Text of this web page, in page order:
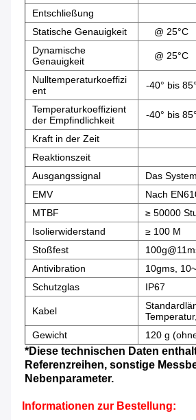
Entschließung
Statische Genauigkeit
@ 25°C
Dynamische
Genauigkeit
@ 25°C
Nulltemperaturkoeffizi
ent
-40° bis 85°
Temperaturkoeffizient
der Empfindlichkeit
-40° bis 85°
Kraft in der Zeit
Reaktionszeit
Ausgangssignal
Das
EMV
Nach
MTBF
≥ 50000
Isolierwiderstand
≥ 100 M
Stoßfest
Antivibration
10gms,
Schutzglas
IP67
Kabel
Gewicht
120 g
*Diese technischen Daten
Referenzreihen, sonstige
Nebenparameter.
Informationen zur Bestellung: